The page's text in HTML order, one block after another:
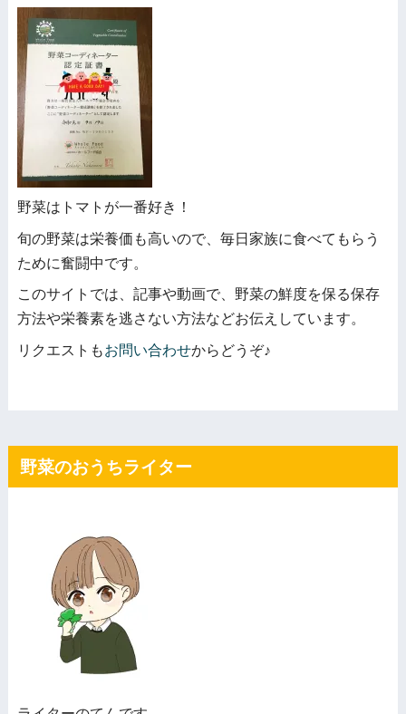
野菜はトマトが一番好き！
旬の野菜は栄養価も高いので、毎日家族に食べてもらう
ために奮闘中です。
このサイトでは、記事や動画で、野菜の鮮度を保る保存
方法や栄養素を逃さない方法などお伝えしています。
リクエストもお問い合わせからどうぞ♪
野菜のおうちライター